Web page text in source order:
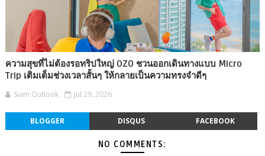
ความสุขที่ไม่ต้องรอทริปใหญ่ OZO ชวนออกเดินทางแบบ Micro
Trip เติมเต็มช่วงเวลาสั้นๆ ให้กลายเป็นความทรงจำดีๆ
Siam Outlook Jul 29, 2026
BLOGGER DISQUS FACEBOOK
NO COMMENTS: